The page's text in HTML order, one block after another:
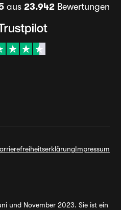
aus 23.942Bewertungen
Impressum
und November 2023. Sie ist ein